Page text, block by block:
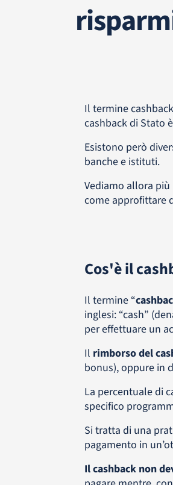
Il termine
cashback di Stato
Esistono però
banche e istituti.
Vediamo allora
come approfittare
Cos'è il
Il termine “
inglesi: “cash”
per effettuare un
Il rimborso del
bonus), oppure in
La percentuale di
specifico
Si tratta di una
pagamento in
Il cashback non